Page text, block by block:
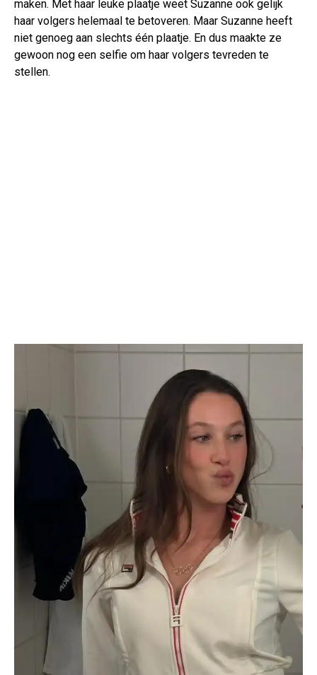
maken. Met haar leuke plaatje weet Suzanne ook gelijk
haar volgers helemaal te betoveren. Maar Suzanne heeft
niet genoeg aan slechts één plaatje. En dus maakte ze
gewoon nog een selfie om haar volgers tevreden te
stellen.